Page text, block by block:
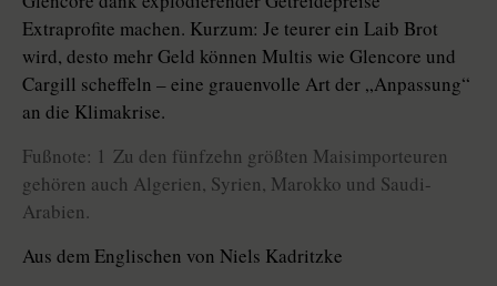
Extraprofite machen. Kurzum: Je teurer ein Laib Brot
wird, desto mehr Geld können Multis wie Glencore und
Cargill scheffeln – eine grauenvolle Art der „Anpassung“
an die Klimakrise.
Fußnote: 1 Zu den fünfzehn größten Maisimporteuren
gehören auch Algerien, Syrien, Marokko und Saudi-
Arabien.
Aus dem Englischen von Niels Kadritzke